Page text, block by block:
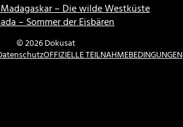
– Die wilde Westküste
– Sommer der Eisbären
© 2026 Dokusat
OFFIZIELLE TEILNAHMEBEDINGUNGEN